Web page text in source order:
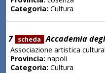
Categoria:Cultura
7 scheda Accademia
Associazione artistica
Provincia:napoli
Categoria:Cultura